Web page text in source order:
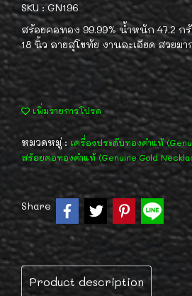
SKU : GN196
สร้อยคอทอง 99.99% น้ำหนัก 47.2 ก
18 นิ้ว ลายสุโขทัย งานละเอียด สวยมา
เพิ่มรายการโปรด
หมวดหมู่ : เครื่องประดับทองคำแท้
สร้อยคอทองคำแท้ (Genuine Gold
Share
Product description